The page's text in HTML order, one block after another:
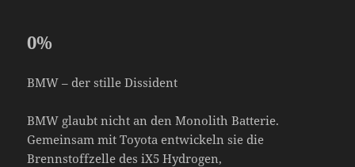
0%
BMW – der stille Dissident
BMW glaubt nicht an den Monolith Batterie.
Gemeinsam mit Toyota entwickeln sie die
Brennstoffzelle des iX5 Hydrogen,